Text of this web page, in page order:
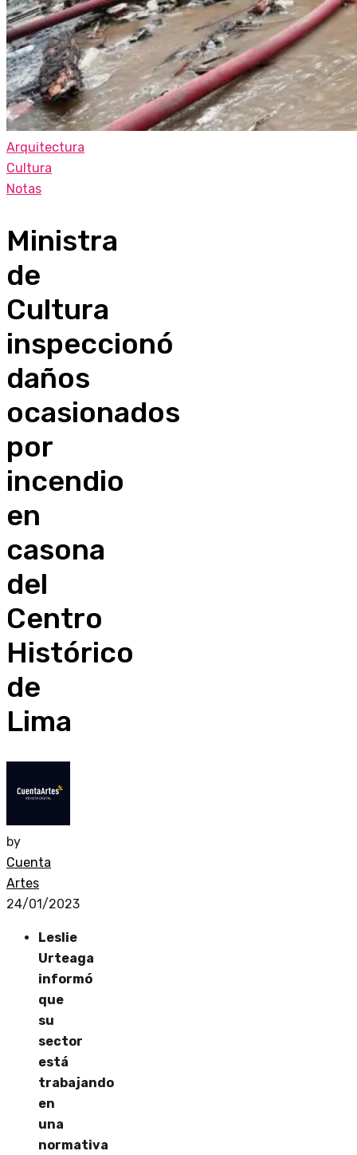
Arquitectura
Cultura
Notas
Ministra
de
Cultura
inspeccionó
daños
ocasionados
por
incendio
en
casona
del
Centro
Histórico
de
Lima
by
Cuenta
Artes
24/01/2023
Leslie
Urteaga
informó
que
su
sector
está
trabajando
en
una
normativa